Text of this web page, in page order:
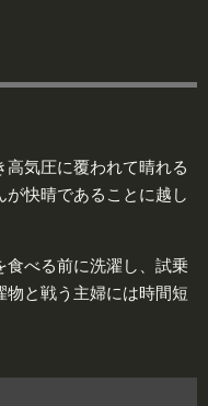
気圧に覆われて晴れる
が快晴であることに越し
食べる前に洗濯し、試乗
物と戦う主婦には時間短